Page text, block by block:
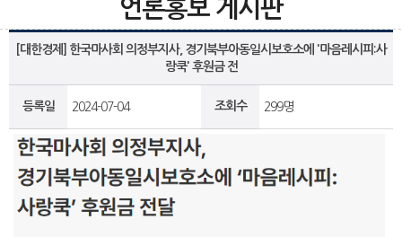
언론홍보 게시판
[대한경제] 한국마사회 의정부지사, 경기북부아동일시보호소에 '마음레시피:사
랑쿡' 후원금 전
등록일 2024-07-04 조회수 299명